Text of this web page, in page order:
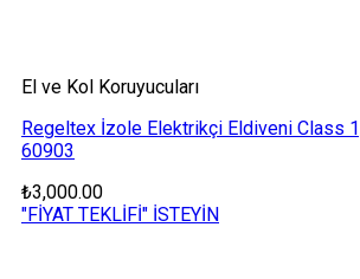
El ve Kol Koruyucuları
Regeltex İzole Elektrikçi Eldiveni Class
60903
₺3,000.00
"FİYAT TEKLİFİ" İSTEYİN